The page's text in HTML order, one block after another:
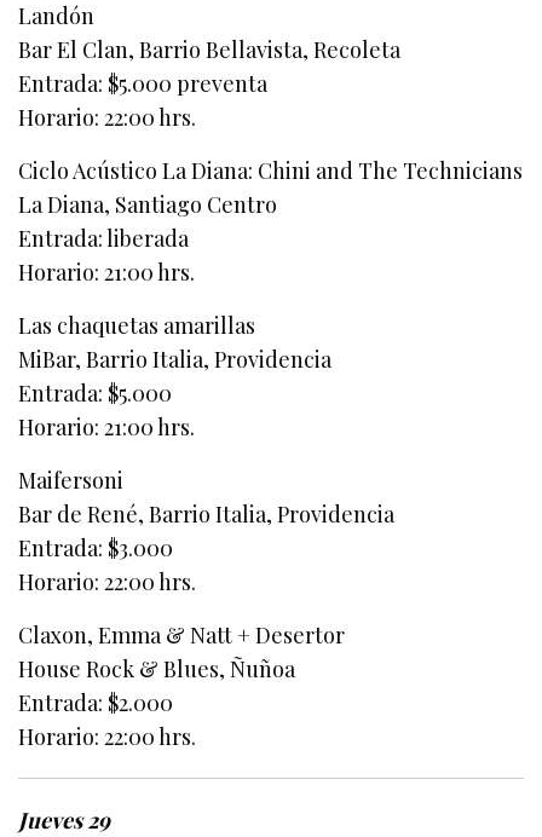
Landón
Bar El Clan, Barrio Bellavista, Recoleta
Entrada: $5.000 preventa
Horario: 22:00 hrs.
Ciclo Acústico La Diana: Chini and The Technicians
La Diana, Santiago Centro
Entrada: liberada
Horario: 21:00 hrs.
Las chaquetas amarillas
MiBar, Barrio Italia, Providencia
Entrada: $5.000
Horario: 21:00 hrs.
Maifersoni
Bar de René, Barrio Italia, Providencia
Entrada: $3.000
Horario: 22:00 hrs.
Claxon, Emma & Natt + Desertor
House Rock & Blues, Ñuñoa
Entrada: $2.000
Horario: 22:00 hrs.
Jueves 29